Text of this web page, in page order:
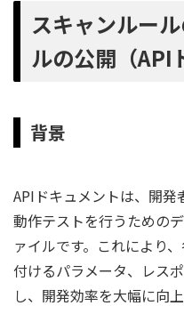
スキャンルー
ルの公開（API
背景
APIドキュメントは、開発
動作テストを行うための
ァイルです。これにより
付けるパラメータ、レス
し、開発効率を大幅に向